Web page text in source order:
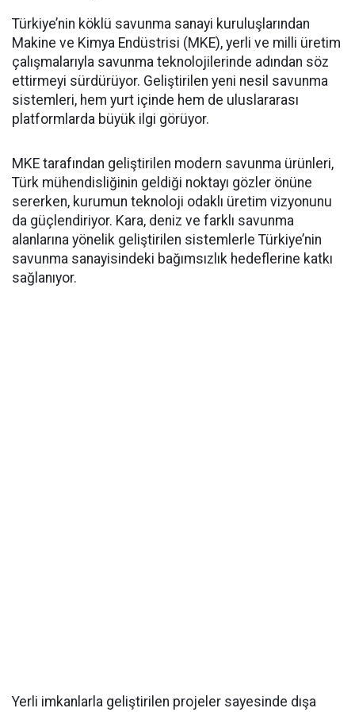
Türkiye’nin köklü savunma sanayi kuruluşlarından
Makine ve Kimya Endüstrisi (MKE), yerli ve milli üretim
çalışmalarıyla savunma teknolojilerinde adından söz
ettirmeyi sürdürüyor. Geliştirilen yeni nesil savunma
sistemleri, hem yurt içinde hem de uluslararası
platformlarda büyük ilgi görüyor.
MKE tarafından geliştirilen modern savunma ürünleri,
Türk mühendisliğinin geldiği noktayı gözler önüne
sererken, kurumun teknoloji odaklı üretim vizyonunu
da güçlendiriyor. Kara, deniz ve farklı savunma
alanlarına yönelik geliştirilen sistemlerle Türkiye’nin
savunma sanayisindeki bağımsızlık hedeflerine katkı
sağlanıyor.
Yerli imkanlarla geliştirilen projeler sayesinde dışa